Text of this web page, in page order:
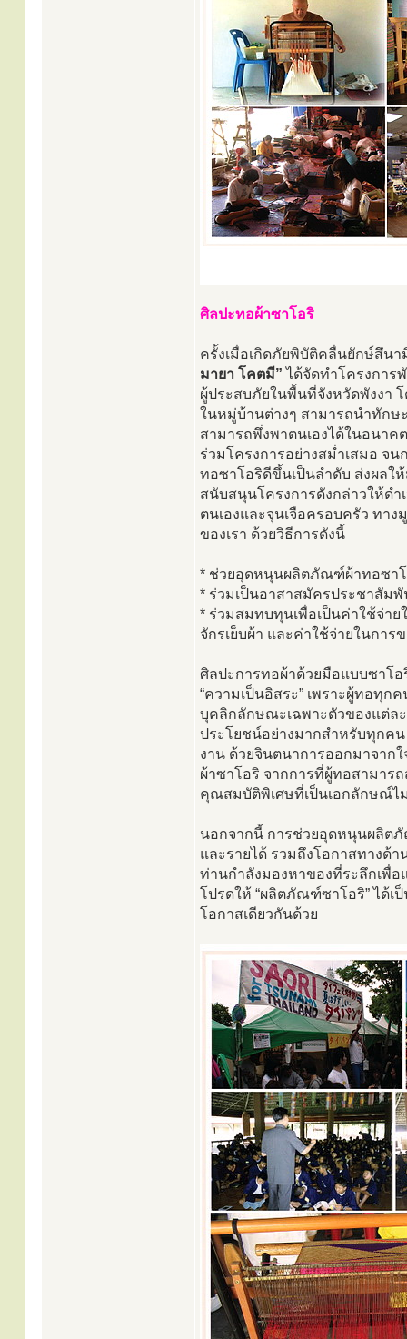
ศิลปะทอผ้าซาโอริ
ครั้งเมื่อเกิดภัยพิบัติคลื่นยักษ์สึน
มายา โคตมี” ได้จัดทำโครงกา
ผู้ประสบภัยในพื้นที่จังหวัดพังงา
ในหมู่บ้านต่างๆ สามารถนำทักษ
สามารถพึ่งพาตนเองได้ในอนาค
ร่วมโครงการอย่างสม่ำเสมอ จ
ทอซาโอริดีขึ้นเป็นลำดับ ส่งผลใ
สนับสนุนโครงการดังกล่าวให้ดำ
ตนเองและจุนเจือครอบครัว ทา
ของเรา ด้วยวิธีการดังนี้
* ช่วยอุดหนุนผลิตภัณฑ์ผ้าทอซา
* ร่วมเป็นอาสาสมัครประชาสัม
* ร่วมสมทบทุนเพื่อเป็นค่าใช้จ่าย
จักรเย็บผ้า และค่าใช้จ่ายในกา
ศิลปะการทอผ้าด้วยมือแบบซาโ
“ความเป็นอิสระ” เพราะผู้ทอทุก
บุคลิกลักษณะเฉพาะตัวของแต่ล
ประโยชน์อย่างมากสำหรับทุกค
งาน ด้วยจินตนาการออกมาจาก
ผ้าซาโอริ จากการที่ผู้ทอสามาร
คุณสมบัติพิเศษที่เป็นเอกลักษณ์ไ
นอกจากนี้ การช่วยอุดหนุนผลิตภั
และรายได้ รวมถึงโอกาสทางด้
ท่านกำลังมองหาของที่ระลึกเพื่
โปรดให้ “ผลิตภัณฑ์ซาโอริ” ได้
โอกาสเดียวกันด้วย